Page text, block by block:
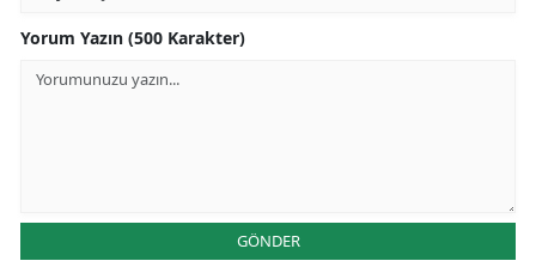
Yorum Yazın (500 Karakter)
GÖNDER